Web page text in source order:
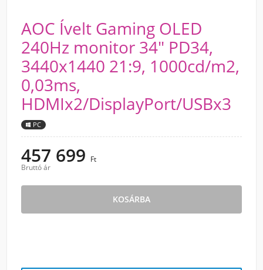
AOC Ívelt Gaming OLED
240Hz monitor 34" PD34,
3440x1440 21:9, 1000cd/m2,
0,03ms,
HDMIx2/DisplayPort/USBx3
PC
457 699 Ft
Bruttó ár
KOSÁRBA